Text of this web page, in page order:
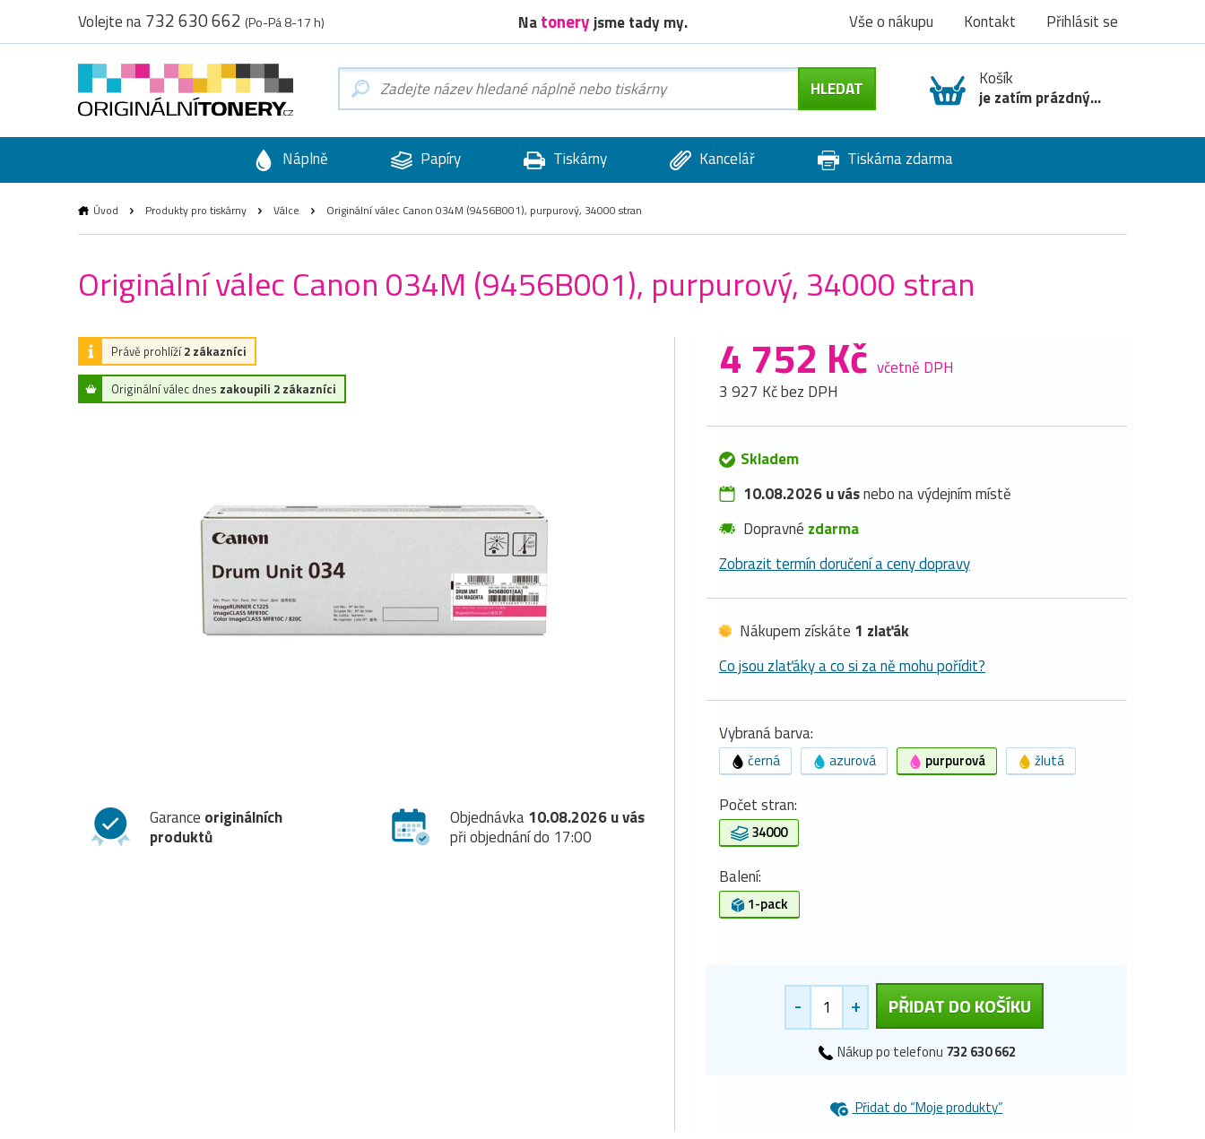
Volejte na732 630 662 (Po-Pá 8-17 h) Natoneryjsme tady my. Vše o nákupu Kontakt Přihlásit se
Košík
je zatím prázdný...
Náplně Papíry Tiskárny Kancelář Tiskárna zdarma
Úvod Produkty pro tiskárny Válce Originální válec Canon 034M (9456B001), purpurový, 34000 stran
Originální válec Canon 034M (9456B001), purpurový, 34000 stran
Právě prohlíží2 zákazníci
Originální válec dnes zakoupili 2 zákazníci
Garance originálních
produktů
Objednávka10.08.2026 u vás
při objednání do 17:00
4 752 Kč včetně DPH
3 927 Kč bez DPH
Skladem
10.08.2026 u vásnebo na výdejním místě
Dopravné zdarma
Zobrazit termín doručení a ceny dopravy
Nákupem získáte 1 zlaťák
Co jsou zlaťáky a co si za ně mohu pořídit?
Vybraná barva:
černá azurová purpurová žlutá
Počet stran:
34000
Balení:
1-pack
- + PŘIDAT DO KOŠÍKU
Nákup po telefonu 732 630 662
Přidat do “Moje produkty”